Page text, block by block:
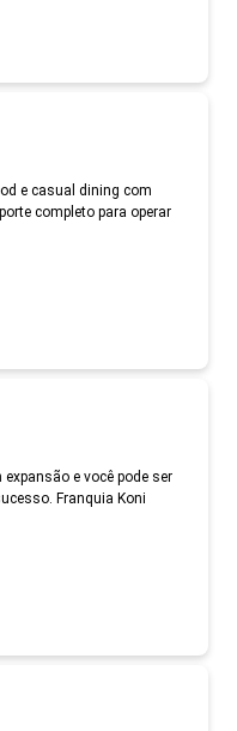
e casual dining com
completo para operar
e você pode ser
Franquia Koni